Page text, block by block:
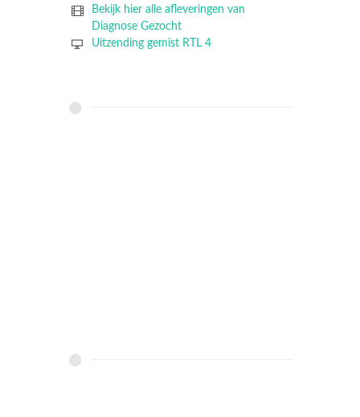
Bekijk hier alle afleveringen van
Diagnose Gezocht
Uitzending gemist RTL 4